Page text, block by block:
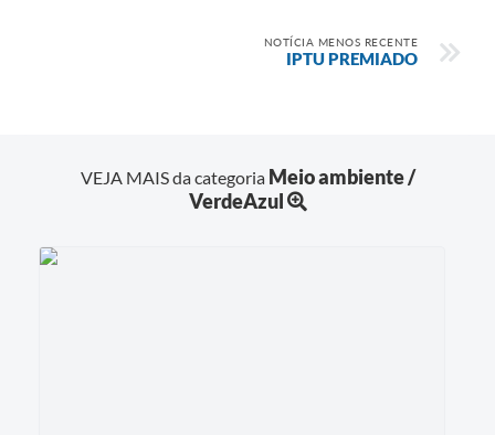
NOTÍCIA MENOS RECENTE
IPTU PREMIADO
VEJA MAIS da categoria Meio ambiente /
VerdeAzul